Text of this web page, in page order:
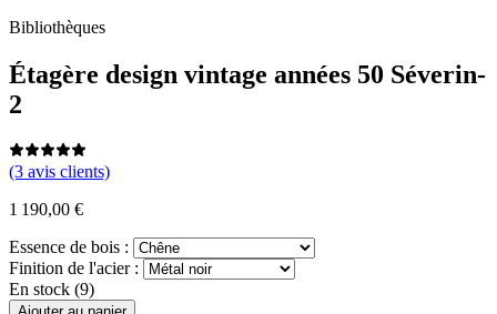
Bibliothèques
Étagère design vintage années 50 Séverin-
2
(3 avis clients)
1 190,00 €
Essence de bois :
Finition de l'acier :
En stock (9)